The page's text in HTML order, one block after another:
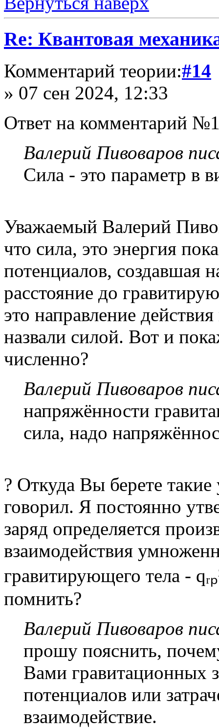
Re: Квантовая
Комментарий теории:#14
» 07 сен 2024, 12:33
Ответ на комментарий
Валерий Пивоваров
Сила - это параметр в
Уважаемый Валерий
что сила, это энергия
потенциалов, создавшая
расстояние до
это направление
назвали силой. Вот и
численно?
Валерий Пивоваров
напряжённости
сила, надо
? Откуда Вы берете такие
говорил. Я постоянно
заряд определяется
взаимодействия
гравитирующего тела -
помнить?
Валерий Пивоваров
прошу пояснить,
Вами гравитационных
потенциалов или
взаимодействие.